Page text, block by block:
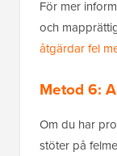
För mer
och
åtgärdar fel
Metod 6:
Om du har
stöter på